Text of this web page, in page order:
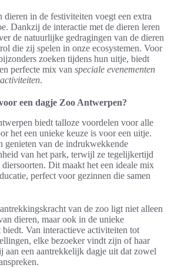
dieren in de festiviteiten voegt een extra
Dankzij de interactie met de dieren leren
de natuurlijke gedragingen van de dieren
die zij spelen in onze ecosystemen. Voor
zoeken tijdens hun uitje, biedt
perfecte mix van speciale evenementen
activiteiten.
een dagje Zoo Antwerpen?
biedt talloze voordelen voor alle
het een unieke keuze is voor een uitje.
genieten van de indrukwekkende
van het park, terwijl ze tegelijkertijd
Dit maakt het een ideale mix
perfect voor gezinnen die samen
van de zoo ligt niet alleen
dieren, maar ook in de unieke
biedt. Van interactieve activiteiten tot
elke bezoeker vindt zijn of haar
aan een aantrekkelijk dagje uit dat zowel